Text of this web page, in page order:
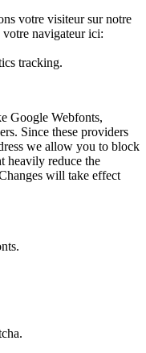
votre visiteur sur notre
navigateur ici:
tracking.
Google Webfonts,
Since these providers
we allow you to block
heavily reduce the
will take effect